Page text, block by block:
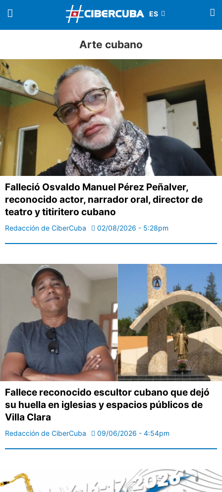
Arte cubano
Falleció Osvaldo Manuel Pérez Peñalver,
reconocido actor, narrador oral, director de
teatro y titiritero cubano
Redacción de CiberCuba 02/08/2026 - 5:28pm
Fallece reconocido escultor cubano que dejó
su huella en iglesias y espacios públicos de
Villa Clara
Redacción de CiberCuba 09/06/2026 - 4:54pm